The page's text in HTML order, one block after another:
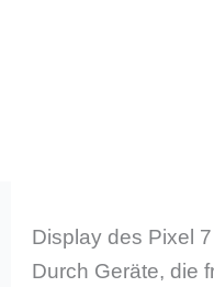
Display des Pixel
Durch Geräte, die